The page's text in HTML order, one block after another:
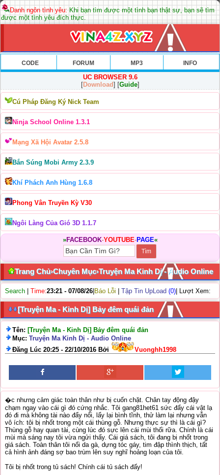
Danh ngôn tình yêu:Khi bạn tìm được một tình bạn thật sự, bạn sẽ tìm
được một tình yêu đích thực.
CODE FORUM MP3 INFO
UC BROWSER 9.6
[Download] [Guide]
Cú Pháp Đăng Ký Nick Team
Ninja School Online 1.3.1
Mạng Xã Hội Avatar 2.5.8
Bắn Súng Mobi Army 2.3.9
Khí Phách Anh Hùng 1.6.8
Phong Vân Truyền Kỳ V30
Ngôi Làng Của Gió 3D 1.1.7
»FACEBOOK-YOUTUBE-PAGE«
Trang Chủ›Chuyên Mục›Truyện Ma Kinh Dị - Audio Online
Search Time:23:21 - 07/08/26 Báo Lỗi Tập Tin UpLoad (0) | Lượt Xem:
[Truyện Ma - Kinh Dị] Bảy đêm quái đản
Tên: [Truyện Ma - Kinh Dị] Bảy đêm quái đản
Mục: Truyện Ma Kinh Dị - Audio Online
Đăng Lúc 20:25 - 22/10/2016 Bởi
Vuonghh1998
�c nhưng cảm giác toàn thân như bị cuốn chặt. Chân tay động đậy
chạm ngay vào cái gì đó cứng nhắc. Tôi gang81het61 sức đẩy cái vật lạ
đó đi mà không tài nào đẩy nổi, lấy lại bình tĩnh, thử làm lại nhưng vẫn
vô ích: tôi bị nhốt trong một cái thùng gỗ. Nhưng thực sự thì là cái gì?
Thùng gỗ hay quan tài, cùng lúc đó sực lên cái mùi thối rữa. Chính là cái
mùi mà sáng nay tôi vừa ngửi thấy. Cái giá sách, tôi đang bị nhốt trong
giá sách. Toàn thân tôi nổi da gà, dựng tóc gáy, tim đập thình thịch, tất
cả hình ảnh đáng sợ bao trùm lên suy nghĩ hoảng loạn của tôi.
Tôi bị nhốt trong tủ sách! Chính cái tủ sách đấy!